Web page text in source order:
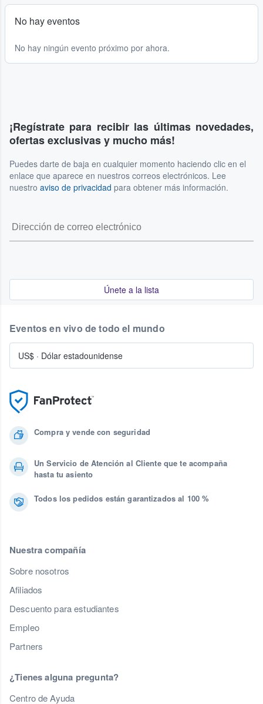
No hay eventos
No hay ningún evento próximo por ahora.
¡Regístrate para recibir las últimas novedades,
ofertas exclusivas y mucho más!
Puedes darte de baja en cualquier momento haciendo clic en el
enlace que aparece en nuestros correos electrónicos. Lee
nuestro aviso de privacidad para obtener más información.
Únete a la lista
Compra y vende con seguridad
Un Servicio de Atención al Cliente que te acompaña
hasta tu asiento
Todos los pedidos están garantizados al 100 %
Nuestra compañía
Sobre nosotros
Afiliados
Descuento para estudiantes
Empleo
Partners
¿Tienes alguna pregunta?
Centro de Ayuda
Eventos en vivo de todo el mundo
US$ · Dólar estadounidense